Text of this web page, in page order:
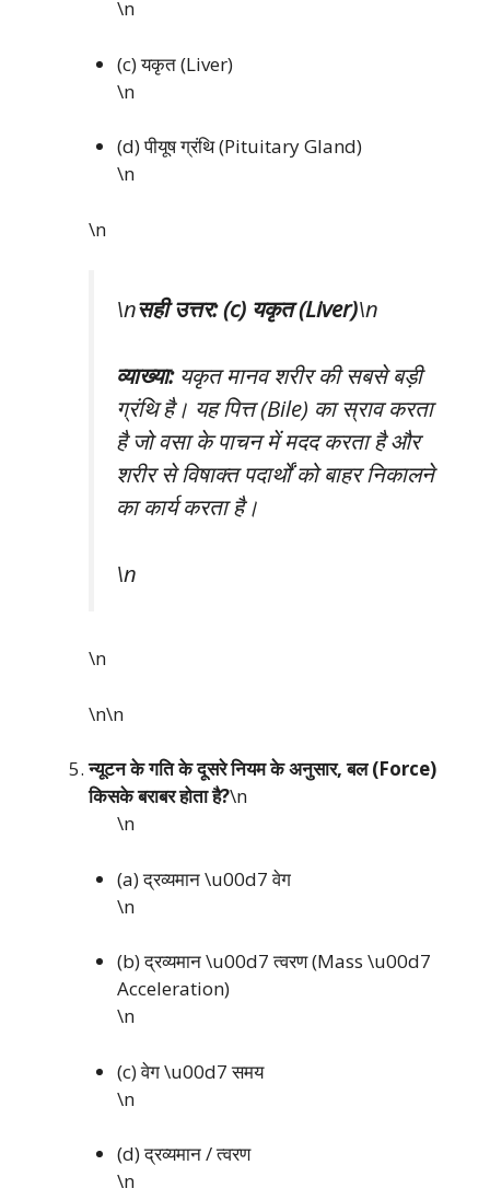
\n
(c) यकृत (Liver)
\n
(d) पीयूष ग्रंथि (Pituitary Gland)
\n
\n
\nसही उत्तर: (c) यकृत (Liver)\n
व्याख्या:यकृत मानव शरीर की सबसे बड़ी
ग्रंथि है। यह पित्त (Bile) का स्राव करता
है जो वसा के पाचन में मदद करता है और
शरीर से विषाक्त पदार्थों को बाहर निकालने
का कार्य करता है।
\n
\n
\n\n
न्यूटन के गति के दूसरे नियम के अनुसार, बल (Force)
किसके बराबर होता है?\n
\n
(a) द्रव्यमान \u00d7 वेग
\n
(b) द्रव्यमान \u00d7 त्वरण (Mass \u00d7
Acceleration)
\n
(c) वेग \u00d7 समय
\n
(d) द्रव्यमान / त्वरण
\n